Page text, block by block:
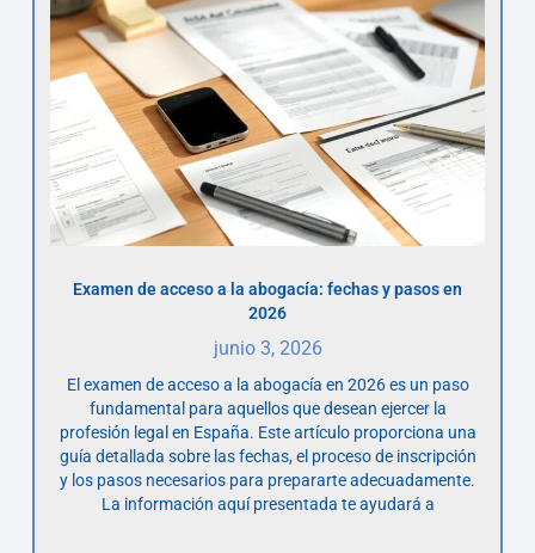
Examen de acceso a la abogacía: fechas y pasos en
2026
junio 3, 2026
El examen de acceso a la abogacía en 2026 es un paso
fundamental para aquellos que desean ejercer la
profesión legal en España. Este artículo proporciona una
guía detallada sobre las fechas, el proceso de inscripción
y los pasos necesarios para prepararte adecuadamente.
La información aquí presentada te ayudará a